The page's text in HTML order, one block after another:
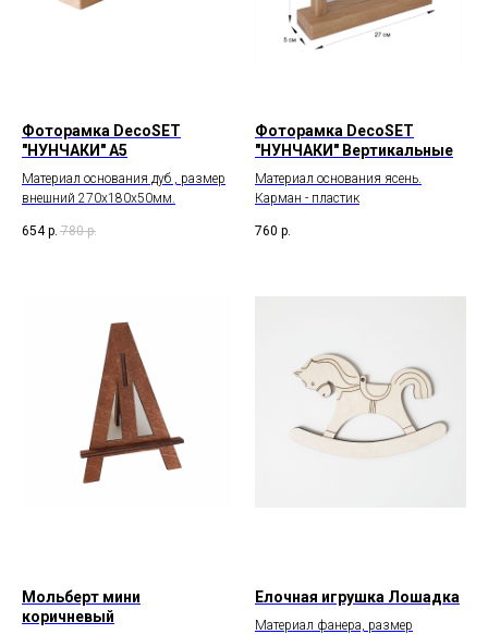
Фоторамка DecoSET
"НУНЧАКИ" А5
Материал основания дуб , размер
внешний 270х180х50мм.
654 р. 780 р.
Фоторамка DecoSET
"НУНЧАКИ" Вертикальные
Материал основания ясень.
Карман - пластик
760 р.
Мольберт мини
коричневый
Елочная игрушка Лошадка
Материал фанера, размер